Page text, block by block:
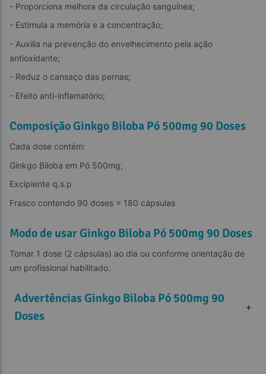
- Proporciona melhora da circulação sanguínea;
- Estimula a memória e a concentração;
- Auxilia na prevenção do envelhecimento pela ação
antioxidante;
- Reduz o cansaço das pernas;
- Efeito anti-inflamatório;
Composição Ginkgo Biloba Pó 500mg 90 Doses
Cada dose contém:
Ginkgo Biloba em Pó 500mg;
Excipiente q.s.p
Frasco contendo 90 doses = 180 cápsulas
Modo de usar Ginkgo Biloba Pó 500mg 90 Doses
Tomar 1 dose (2 cápsulas) ao dia ou conforme orientação de
um profissional habilitado.
Advertências Ginkgo Biloba Pó 500mg 90
Doses
+